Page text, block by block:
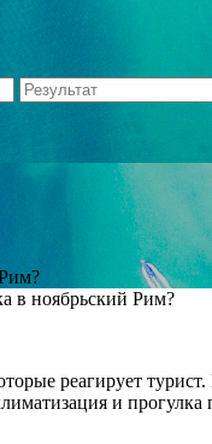
в ноябрьский Рим?
реагирует
и